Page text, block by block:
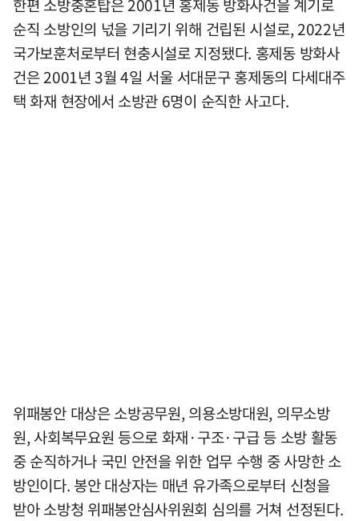
한편 소방충혼탑은 2001년 홍제동 방화사건을 계기로
순직 소방인의 넋을 기리기 위해 건립된 시설로, 2022년
국가보훈처로부터 현충시설로 지정됐다. 홍제동 방화사
건은 2001년 3월 4일 서울 서대문구 홍제동의 다세대주
택 화재 현장에서 소방관 6명이 순직한 사고다.
위패봉안 대상은 소방공무원, 의용소방대원, 의무소방
원, 사회복무요원 등으로 화재·구조·구급 등 소방 활동
중 순직하거나 국민 안전을 위한 업무 수행 중 사망한 소
방인이다. 봉안 대상자는 매년 유가족으로부터 신청을
받아 소방청 위패봉안심사위원회 심의를 거쳐 선정된다.